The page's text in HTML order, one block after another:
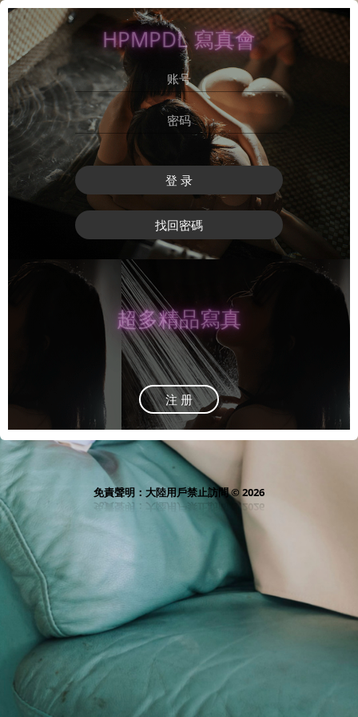
HPMPDL 寫真會
登 录
找回密碼
超多精品寫真
注 册
登 录
免責聲明：大陸用戶禁止訪問 © 2026